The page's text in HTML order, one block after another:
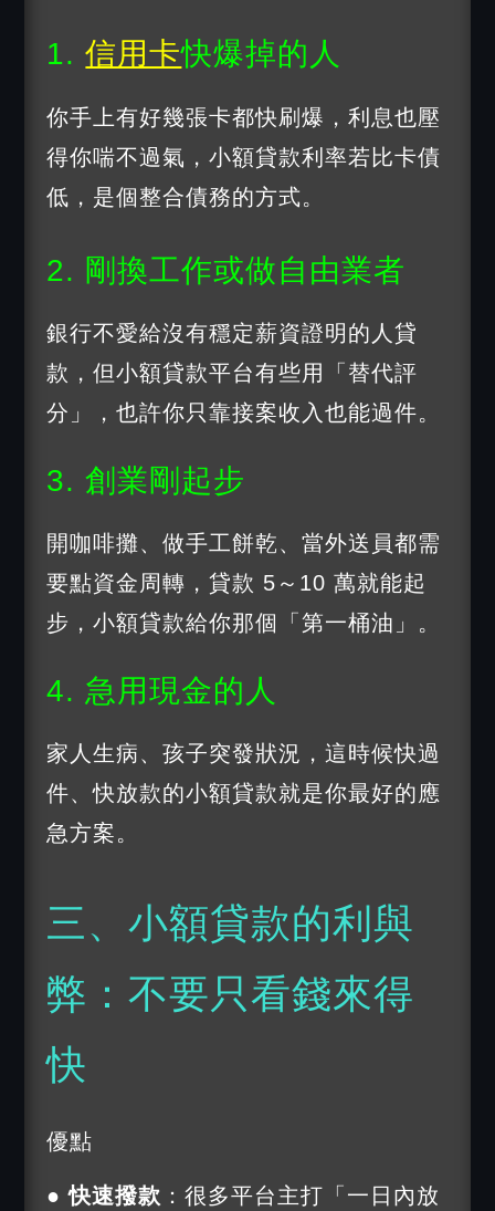
1.信用卡快爆掉的人
你手上有好幾張卡都快刷爆，利息也壓
得你喘不過氣，小額貸款利率若比卡債
低，是個整合債務的方式。
2. 剛換工作或做自由業者
銀行不愛給沒有穩定薪資證明的人貸
款，但小額貸款平台有些用「替代評
分」，也許你只靠接案收入也能過件。
3. 創業剛起步
開咖啡攤、做手工餅乾、當外送員都需
要點資金周轉，貸款 5～10 萬就能起
步，小額貸款給你那個「第一桶油」。
4. 急用現金的人
家人生病、孩子突發狀況，這時候快過
件、快放款的小額貸款就是你最好的應
急方案。
三、小額貸款的利與
弊：不要只看錢來得
快
優點
● 快速撥款 ：很多平台主打「一日內放